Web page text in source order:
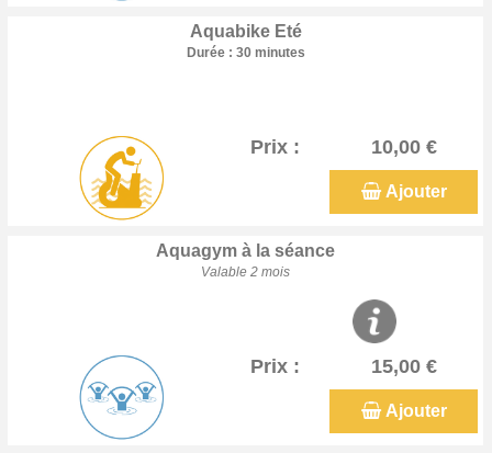
Aquabike Eté
Durée : 30 minutes
Prix : 10,00 €
Ajouter
Aquagym à la séance
Valable 2 mois
Prix : 15,00 €
Ajouter